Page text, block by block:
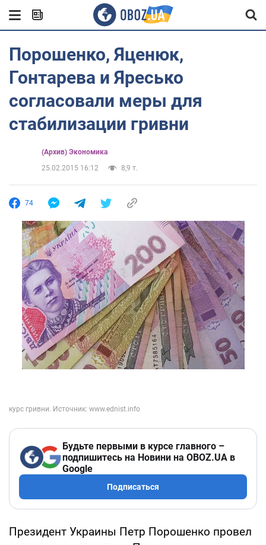
Порошенко, Яценюк,
Гонтарева и Яресько
согласовали меры для
стабилизации гривни
(Архив) Экономика
25.02.2015 16:12
8,9 т.
74
Будьте первыми в курсе главного –
подпишитесь на Новини на OBOZ.UA в
Google
Подписаться
Президент Украины Петр Порошенко провел